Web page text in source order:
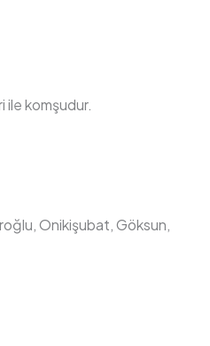
ile komşudur.
Onikişubat, Göksun,